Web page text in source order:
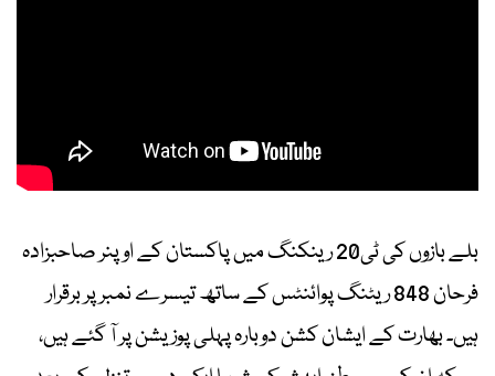
بلے بازوں کی ٹی20 رینکنگ میں پاکستان کے اوپنر صاحبزادہ
فرحان 848 ریٹنگ پوائنٹس کے ساتھ تیسرے نمبر پر برقرار
ہیں۔ بھارت کے ایشان کشن دوبارہ پہلی پوزیشن پر آ گئے ہیں،